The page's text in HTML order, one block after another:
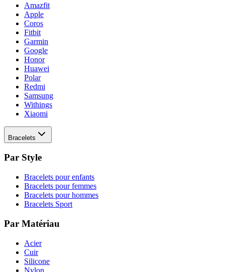
Amazfit
Apple
Coros
Fitbit
Garmin
Google
Honor
Huawei
Polar
Redmi
Samsung
Withings
Xiaomi
Bracelets
Par Style
Bracelets pour enfants
Bracelets pour femmes
Bracelets pour hommes
Bracelets Sport
Par Matériau
Acier
Cuir
Silicone
Nylon